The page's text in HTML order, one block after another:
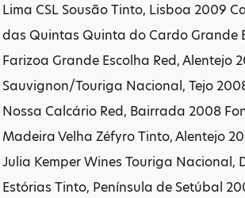
Lima CSL Sousão Tinto, Lisboa 2009
das Quintas Quinta do Cardo Grande
Farizoa Grande Escolha Red,
Sauvignon/Touriga Nacional, Tejo
Nossa Calcário Red, Bairrada 2008
Madeira Velha Zéfyro Tinto, Alentejo
Julia Kemper Wines Touriga
Estórias Tinto, Península de Setúbal